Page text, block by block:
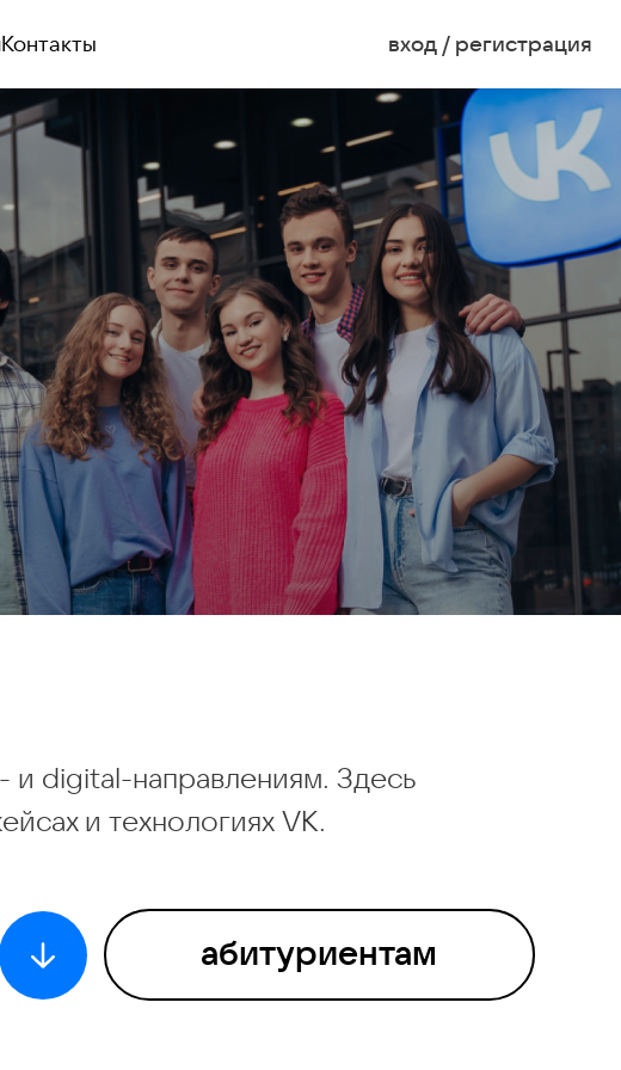
Контакты вход / регистрация
и digital-направлениям. Здесь
и технологиях VK.
абитуриентам